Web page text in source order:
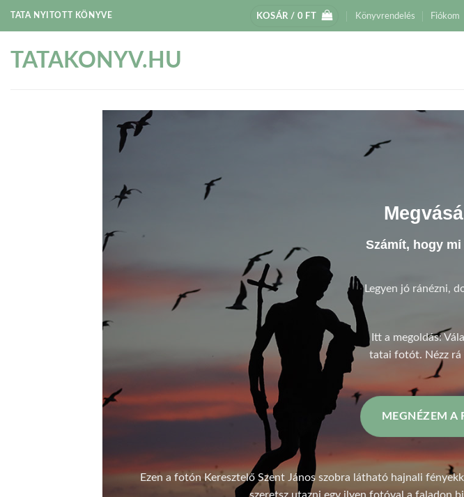
TATA NYITOTT KÖNYVE KOSÁR / 0 FT Könyvrendelés Fiókom
TATAKONYV.HU
Számít, hogy
Legyen jó ránézni,
Itt a megoldás:
tatai fotót. Nézz rá
MEGNÉZEM A
Ezen a fotón Keresztelő Szent János szobra látható hajnali
szeretsz utazni egy ilyen fotóval a faladon